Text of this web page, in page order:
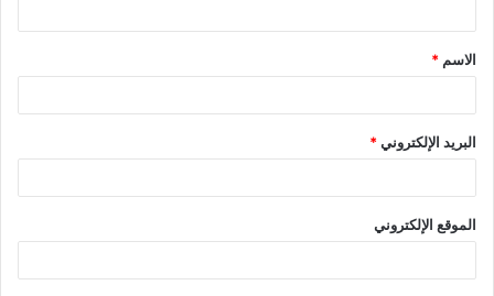
ق
*
الاسم *
البريد الإلكتروني*
الموقع الإلكتروني